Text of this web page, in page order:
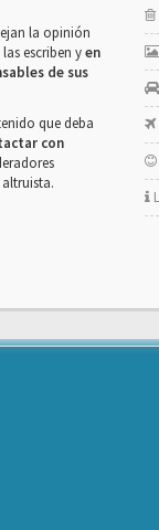
la opinión
escriben yen
de sus
que deba
con